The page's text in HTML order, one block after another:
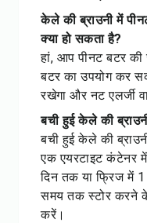
केले की ब्राउनी में
क्या हो सकता है?
हां, आप पीनट बटर
बटर का उपयोग कर
रखेगा और नट एलर्जी
बची हुई केले की
बची हुई केले की
एक एयरटाइट कंटेनर
दिन तक या फ्रिज में
समय तक स्टोर करने
करें।